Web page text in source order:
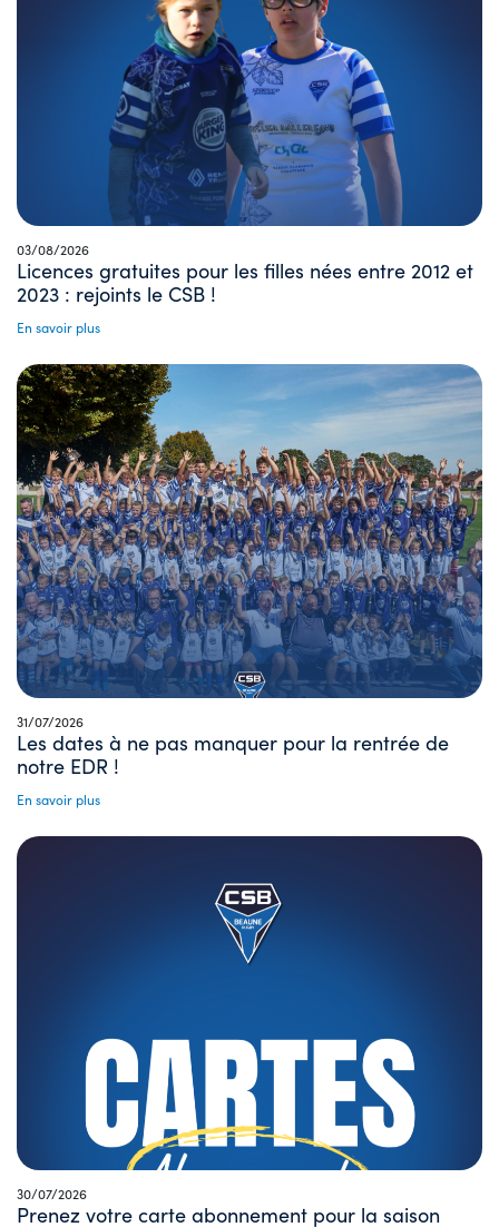
03/08/2026
Licences gratuites pour les filles nées entre 2012 et
2023 : rejoints le CSB !
En savoir plus
31/07/2026
Les dates à ne pas manquer pour la rentrée de
notre EDR !
En savoir plus
30/07/2026
Prenez votre carte abonnement pour la saison